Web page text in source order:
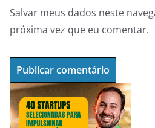
Salvar meus dados neste
próxima vez que eu comentar.